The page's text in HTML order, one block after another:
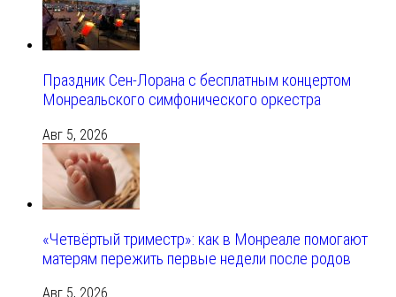
Праздник Сен-Лорана с бесплатным концертом
Монреальского симфонического оркестра
Авг 5, 2026
«Четвёртый триместр»: как в Монреале помогают
матерям пережить первые недели после родов
Авг 5, 2026